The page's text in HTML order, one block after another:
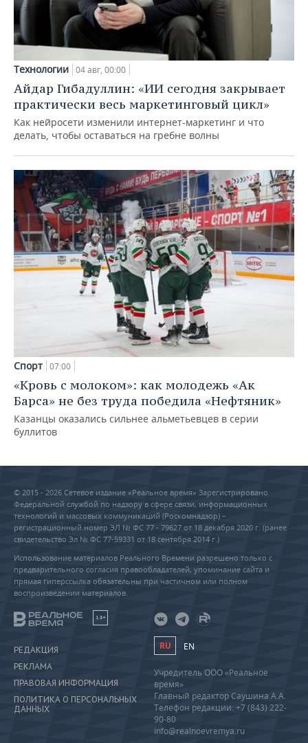
Технологии 04 авг, 00:00
Айдар Гибадуллин: «ИИ сегодня закрывает
практически весь маркетинговый цикл»
Как нейросети изменили интернет-маркетинг и что
делать, чтобы оставаться на гребне волны
Спорт 07:00
«Кровь с молоком»: как молодежь «Ак
Барса» не без труда победила «Нефтяник»
Казанцы оказались сильнее альметьевцев в серии
буллитов
© 2015 - 2026 Сетевое издание «Реальное время» Зарегистрировано
Федеральной службой по надзору в сфере связи, информационных
технологий и массовых коммуникаций (Роскомнадзор) –
регистрационный номер ЭЛ № ФС 77 - 79627 от 18 декабря 2020 г. (ранее
свидетельство Эл № ФС 77-59331 от 18 сентября 2014 г.)
Использование материалов Реального Времени разрешено только с
предварительного согласия правообладателей, упоминание сайта и
прямая гиперссылка обязательны при частичном или полном
воспроизведении материалов.
18+
РЕДАКЦИЯ
РЕКЛАМА
ПРАВОВАЯ ИНФОРМАЦИЯ
ПОЛИТИКА О ПЕРСОНАЛЬНЫХ
ДАННЫХ
RU EN
Учредитель ООО «Реальное
время»
Главный редактор Саушина А.А.
Телефон редакции: +7 (843) 222-
90-80
info@realnoevremya.ru